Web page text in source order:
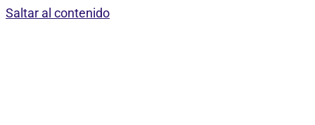
Saltar al contenido